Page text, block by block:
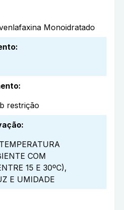
Monoidratado
:
:
restrição
:
COM
15 E 30ºC),
E UMIDADE